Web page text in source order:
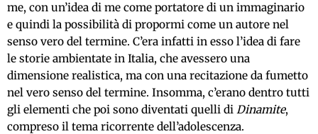
me, con un’idea di me come portatore di un immaginario
e quindi la possibilità di propormi come un autore nel
senso vero del termine. C’era infatti in esso l’idea di fare
le storie ambientate in Italia, che avessero una
dimensione realistica, ma con una recitazione da fumetto
nel vero senso del termine. Insomma, c’erano dentro tutti
gli elementi che poi sono diventati quelli di Dinamite,
compreso il tema ricorrente dell’adolescenza.